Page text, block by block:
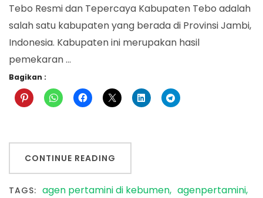
Tebo Resmi dan Tepercaya Kabupaten Tebo adalah
salah satu kabupaten yang berada di Provinsi Jambi,
Indonesia. Kabupaten ini merupakan hasil
pemekaran …
Bagikan :
CONTINUE READING
TAGS: agen pertamini di kebumen agenpertamini